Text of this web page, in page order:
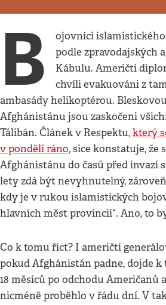
B
ojovníci
podle zpravodajských
Kábulu. Američtí
chvíli evakuováni z
ambasády helikoptérou.
Afghánistánu jsou zaskočeni
Tálibán. Článek v Respektu,který
v pondělí ráno, sice konstatuje, že
Afghánistánu do časů před invazí
lety zdá být nevyhnutelný,
kdy je v rukou islamistických
hlavních měst provincií“. Ano, to
Co k tomu říct? I američtí
pokud Afghánistán padne, dojde k
18 měsíců po odchodu Američanů
nicméně proběhlo v řádu dní. V